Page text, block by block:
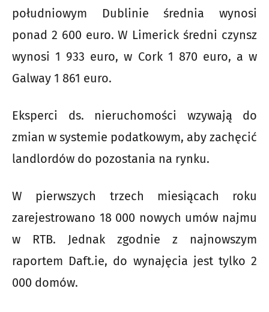
południowym Dublinie średnia wynosi
ponad 2 600 euro. W Limerick średni czynsz
wynosi 1 933 euro, w Cork 1 870 euro, a w
Galway 1 861 euro.
Eksperci ds. nieruchomości wzywają do
zmian w systemie podatkowym, aby zachęcić
landlordów do pozostania na rynku.
W pierwszych trzech miesiącach roku
zarejestrowano 18 000 nowych umów najmu
w RTB. Jednak zgodnie z najnowszym
raportem Daft.ie, do wynajęcia jest tylko 2
000 domów.